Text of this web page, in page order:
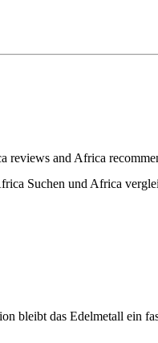
and Africa
Suchen und Africa
bleibt das Edelmetall ein